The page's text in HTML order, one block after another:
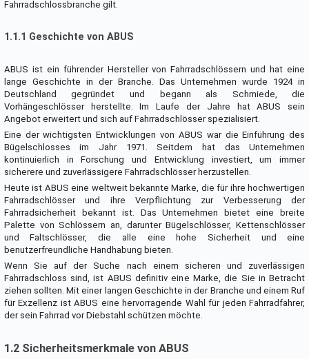
Fahrradschlossbranche gilt.
1.1.1 Geschichte von ABUS
ABUS ist ein führender Hersteller von Fahrradschlössern und hat eine
lange Geschichte in der Branche. Das Unternehmen wurde 1924 in
Deutschland gegründet und begann als Schmiede, die
Vorhängeschlösser herstellte. Im Laufe der Jahre hat ABUS sein
Angebot erweitert und sich auf Fahrradschlösser spezialisiert.
Eine der wichtigsten Entwicklungen von ABUS war die Einführung des
Bügelschlosses im Jahr 1971. Seitdem hat das Unternehmen
kontinuierlich in Forschung und Entwicklung investiert, um immer
sicherere und zuverlässigere Fahrradschlösser herzustellen.
Heute ist ABUS eine weltweit bekannte Marke, die für ihre hochwertigen
Fahrradschlösser und ihre Verpflichtung zur Verbesserung der
Fahrradsicherheit bekannt ist. Das Unternehmen bietet eine breite
Palette von Schlössern an, darunter Bügelschlösser, Kettenschlösser
und Faltschlösser, die alle eine hohe Sicherheit und eine
benutzerfreundliche Handhabung bieten.
Wenn Sie auf der Suche nach einem sicheren und zuverlässigen
Fahrradschloss sind, ist ABUS definitiv eine Marke, die Sie in Betracht
ziehen sollten. Mit einer langen Geschichte in der Branche und einem Ruf
für Exzellenz ist ABUS eine hervorragende Wahl für jeden Fahrradfahrer,
der sein Fahrrad vor Diebstahl schützen möchte.
1.2 Sicherheitsmerkmale von ABUS